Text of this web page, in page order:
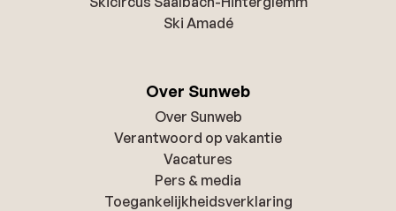
Ski Amadé
Over Sunweb
Over Sunweb
Verantwoord op vakantie
Vacatures
Pers & media
Toegankelijkheidsverklaring